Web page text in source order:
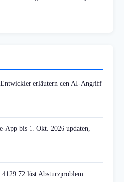
erläutern den AI-Angriff
App bis 1. Okt. 2026 updaten,
löst Absturzproblem